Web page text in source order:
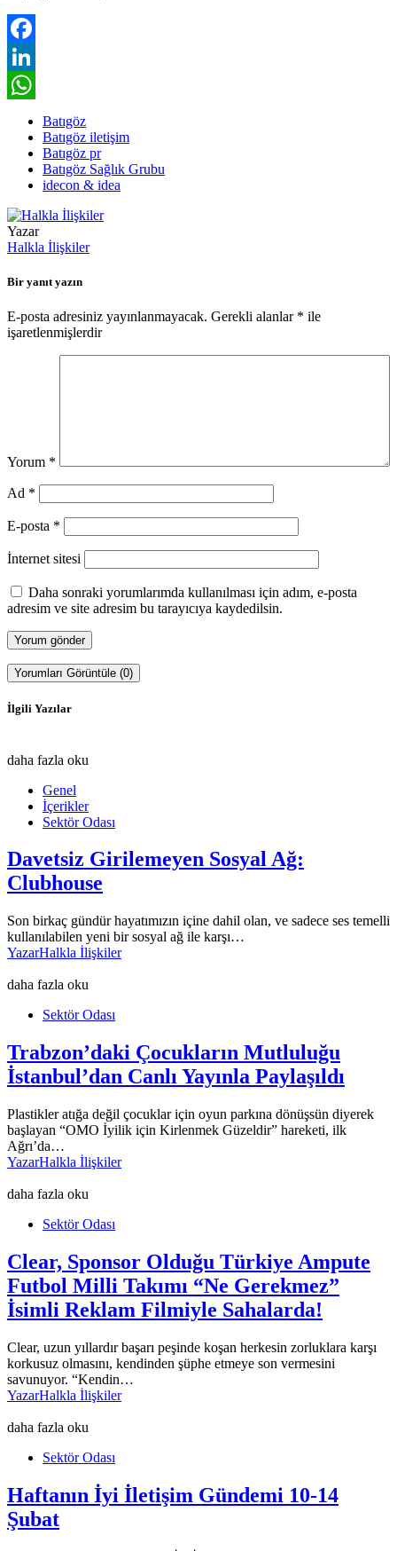
Facebook
LinkedIn
WhatsApp
Batıgöz
Batıgöz iletişim
Batıgöz pr
Batıgöz Sağlık Grubu
idecon & idea
Yazar
Halkla İlişkiler
Bir yanıt yazın
E-posta adresiniz yayınlanmayacak. Gerekli alanlar * ile
işaretlenmişlerdir
Yorum *
Ad *
E-posta *
İnternet sitesi
Daha sonraki yorumlarımda kullanılması için adım, e-posta
adresim ve site adresim bu tarayıcıya kaydedilsin.
Yorumları Görüntüle (0)
İlgili Yazılar
daha fazla oku
Genel
İçerikler
Sektör Odası
Davetsiz Girilemeyen Sosyal Ağ:
Clubhouse
Son birkaç gündür hayatımızın içine dahil olan, ve sadece ses temelli
kullanılabilen yeni bir sosyal ağ ile karşı…
YazarHalkla İlişkiler
daha fazla oku
Sektör Odası
Trabzon’daki Çocukların Mutluluğu
İstanbul’dan Canlı Yayınla Paylaşıldı
Plastikler atığa değil çocuklar için oyun parkına dönüşsün diyerek
başlayan “OMO İyilik için Kirlenmek Güzeldir” hareketi, ilk
Ağrı’da…
YazarHalkla İlişkiler
daha fazla oku
Sektör Odası
Clear, Sponsor Olduğu Türkiye Ampute
Futbol Milli Takımı “Ne Gerekmez”
İsimli Reklam Filmiyle Sahalarda!
Clear, uzun yıllardır başarı peşinde koşan herkesin zorluklara karşı
korkusuz olmasını, kendinden şüphe etmeye son vermesini
savunuyor. “Kendin…
YazarHalkla İlişkiler
daha fazla oku
Sektör Odası
Haftanın İyi İletişim Gündemi 10-14
Şubat